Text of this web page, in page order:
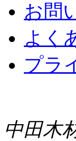
お問
よく
プラ
中田木